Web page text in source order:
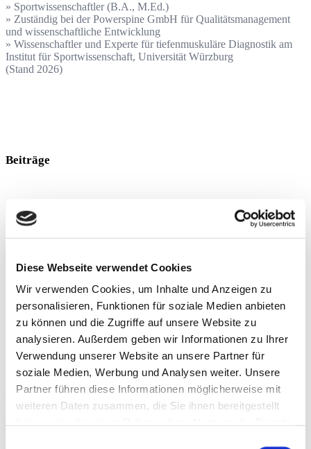
Diese Webseite verwendet Cookies
Wir verwenden Cookies, um Inhalte und Anzeigen zu
personalisieren, Funktionen für soziale Medien anbieten
zu können und die Zugriffe auf unsere Website zu
analysieren. Außerdem geben wir Informationen zu Ihrer
Verwendung unserer Website an unsere Partner für
soziale Medien, Werbung und Analysen weiter. Unsere
Partner führen diese Informationen möglicherweise mit
weiteren Daten zusammen, die Sie ihnen bereitgestellt
» Sportwissenschaftler (B.A., M.Ed.)
» Zuständig bei der Powerspine GmbH für Qualitätsmanagement
und wissenschaftliche Entwicklung
» Wissenschaftler und Experte für tiefenmuskuläre Diagnostik am
Institut für Sportwissenschaft, Universität Würzburg
(Stand 2026)
Beiträge
Isolated Resistance Training of the Lumbar
Extensors
Chronic back pain continues to be a widespread clinical problem.
Innovative therapeutic approaches that focus on strengthening the